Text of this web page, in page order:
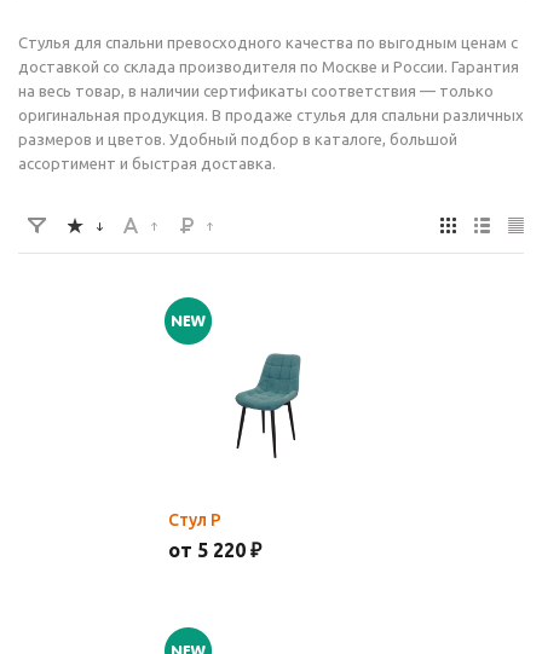
Стулья для спальни превосходного качества по выгодным ценам с
доставкой со склада производителя по Москве и России. Гарантия
на весь товар, в наличии сертификаты соответствия — только
оригинальная продукция. В продаже стулья для спальни различных
размеров и цветов. Удобный подбор в каталоге, большой
ассортимент и быстрая доставка.
Стул Р
от 5 220 ₽